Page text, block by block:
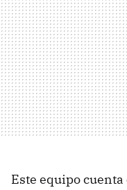
Este equipo